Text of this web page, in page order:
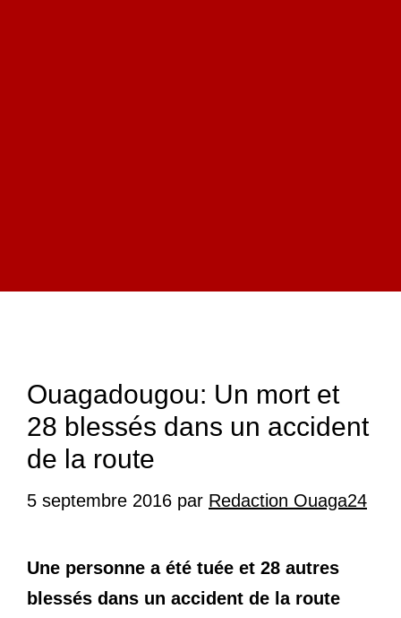
Ouagadougou: Un mort et
28 blessés dans un accident
de la route
5 septembre 2016 par Redaction Ouaga24
Une personne a été tuée et 28 autres
blessés dans un accident de la route